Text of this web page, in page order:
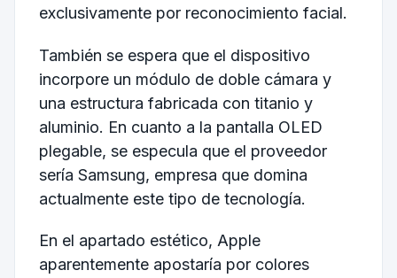
exclusivamente por reconocimiento facial.
También se espera que el dispositivo
incorpore un módulo de doble cámara y
una estructura fabricada con titanio y
aluminio. En cuanto a la pantalla OLED
plegable, se especula que el proveedor
sería Samsung, empresa que domina
actualmente este tipo de tecnología.
En el apartado estético, Apple
aparentemente apostaría por colores